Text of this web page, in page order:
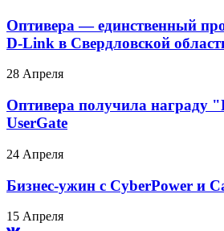
Оптивера — единственный
D-Link в Свердловской
28 Апреля
Оптивера получила награду
UserGate
24 Апреля
Бизнес-ужин с CyberPower и
15 Апреля